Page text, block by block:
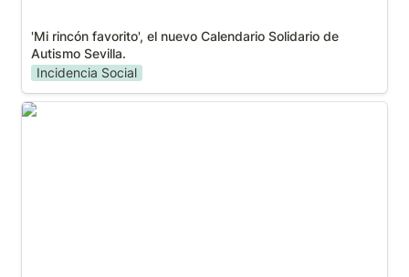
'Mi rincón favorito', el nuevo Calendario Solidario de
Autismo Sevilla.
Incidencia Social
Diputación de Sevilla entrega casi dos millones de